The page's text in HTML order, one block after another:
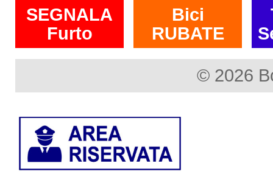
SEGNALA
Furto
Bici
RUBATE
© 2026